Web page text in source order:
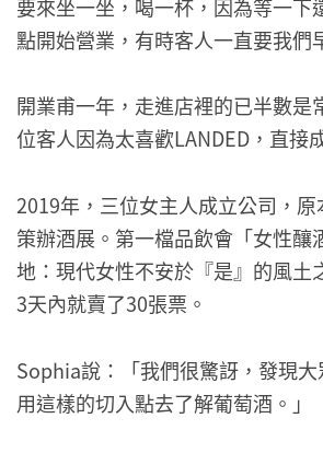
要來坐一坐，喝一杯，因為等一下
點開始營業，有時客人一直要我們
開業甫一年，走進店裡的已半數是
位客人因為太喜歡LANDED，直接
2019年，三位女主人成立公司，
策辦酒展。第一檔品飲會「女性釀
地：現代女性不安於『是』的風土
3天內就賣了30張票。
Sophia說：「我們很驚訝，發現大
用這樣的切入點去了解葡萄酒。」